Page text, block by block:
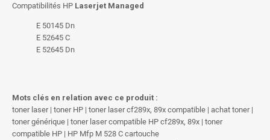
Compatibilités HP Laserjet Managed
E 50145 Dn
E 52645 C
E 52645 Dn
Mots clés en relation avec ce produit :
toner laser | toner HP | toner laser cf289x, 89x compatible | achat toner |
toner générique | toner laser compatible HP cf289x, 89x | toner
compatible HP | HP Mfp M 528 C cartouche